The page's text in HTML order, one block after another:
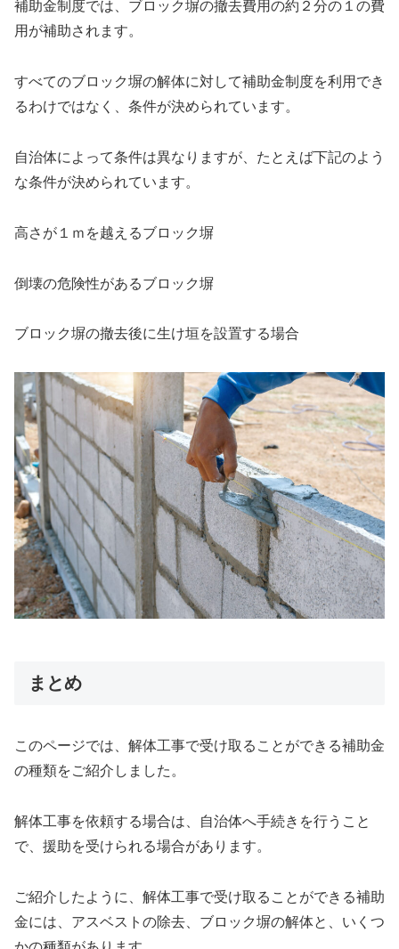
補助金制度では、ブロック塀の撤去費用の約２分の１の費
用が補助されます。
すべてのブロック塀の解体に対して補助金制度を利用でき
るわけではなく、条件が決められています。
自治体によって条件は異なりますが、たとえば下記のよう
な条件が決められています。
高さが１ｍを越えるブロック塀
倒壊の危険性があるブロック塀
ブロック塀の撤去後に生け垣を設置する場合
まとめ
このページでは、解体工事で受け取ることができる補助金
の種類をご紹介しました。
解体工事を依頼する場合は、自治体へ手続きを行うこと
で、援助を受けられる場合があります。
ご紹介したように、解体工事で受け取ることができる補助
金には、アスベストの除去、ブロック塀の解体と、いくつ